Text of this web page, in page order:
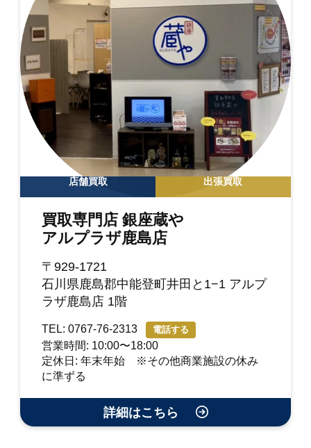
店舗買取 出張買取
買取専門店 銀座蔵や
アルプラザ鹿島店
〒929-1721
石川県鹿島郡中能登町井田と1−1 アルプ
ラザ鹿島店 1階
TEL: 0767-76-2313 電話する
営業時間: 10:00〜18:00
定休日: 年末年始 ※その他商業施設の休み
に準ずる
詳細はこちら